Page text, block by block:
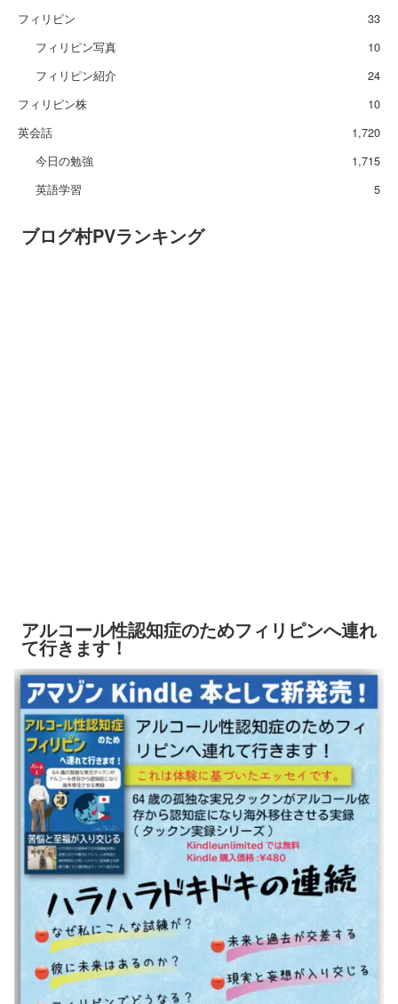
フィリピン
33
フィリピン写真
10
フィリピン紹介
24
フィリピン株
10
英会話
1,720
今日の勉強
1,715
英語学習
5
ブログ村PVランキング
アルコール性認知症のためフィリピンへ連れ
て行きます！